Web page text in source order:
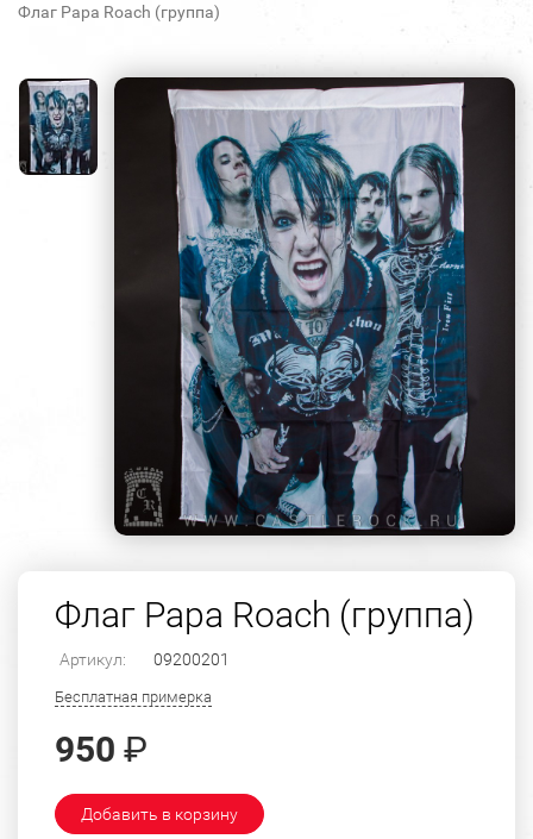
Флаг Papa Roach (группа)
Флаг Papa Roach (группа)
Артикул: 09200201
Бесплатная примерка
950 ₽
Добавить в корзину